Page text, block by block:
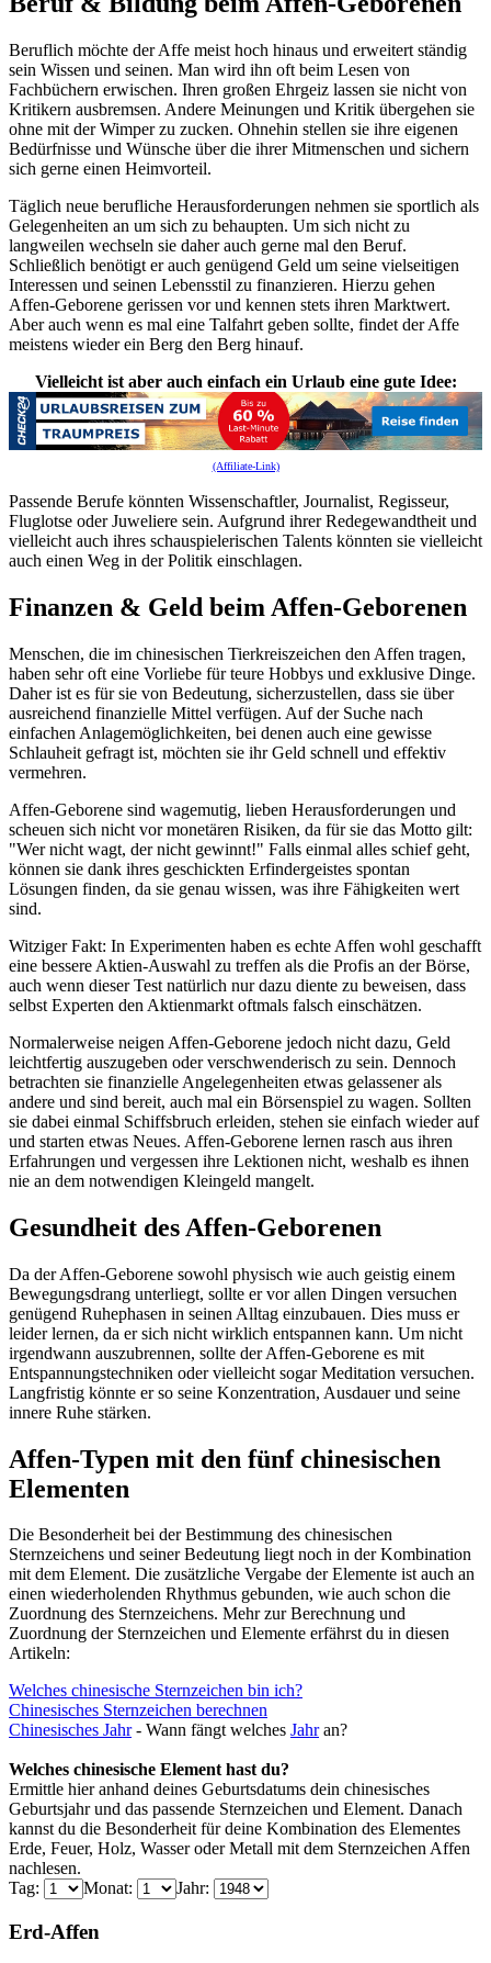
Beruflich möchte der Affe meist hoch hinaus und erweitert ständig
sein Wissen und seinen. Man wird ihn oft beim Lesen von
Fachbüchern erwischen. Ihren großen Ehrgeiz lassen sie nicht von
Kritikern ausbremsen. Andere Meinungen und Kritik übergehen sie
ohne mit der Wimper zu zucken. Ohnehin stellen sie ihre eigenen
Bedürfnisse und Wünsche über die ihrer Mitmenschen und sichern
sich gerne einen Heimvorteil.
Täglich neue berufliche Herausforderungen nehmen sie sportlich als
Gelegenheiten an um sich zu behaupten. Um sich nicht zu
langweilen wechseln sie daher auch gerne mal den Beruf.
Schließlich benötigt er auch genügend Geld um seine vielseitigen
Interessen und seinen Lebensstil zu finanzieren. Hierzu gehen
Affen-Geborene gerissen vor und kennen stets ihren Marktwert.
Aber auch wenn es mal eine Talfahrt geben sollte, findet der Affe
meistens wieder ein Berg den Berg hinauf.
Vielleicht ist aber auch einfach ein Urlaub eine gute Idee:
(Affiliate-Link)
Passende Berufe könnten Wissenschaftler, Journalist, Regisseur,
Fluglotse oder Juweliere sein. Aufgrund ihrer Redegewandtheit und
vielleicht auch ihres schauspielerischen Talents könnten sie vielleicht
auch einen Weg in der Politik einschlagen.
Finanzen & Geld beim Affen-Geborenen
Menschen, die im chinesischen Tierkreiszeichen den Affen tragen,
haben sehr oft eine Vorliebe für teure Hobbys und exklusive Dinge.
Daher ist es für sie von Bedeutung, sicherzustellen, dass sie über
ausreichend finanzielle Mittel verfügen. Auf der Suche nach
einfachen Anlagemöglichkeiten, bei denen auch eine gewisse
Schlauheit gefragt ist, möchten sie ihr Geld schnell und effektiv
vermehren.
Affen-Geborene sind wagemutig, lieben Herausforderungen und
scheuen sich nicht vor monetären Risiken, da für sie das Motto gilt:
"Wer nicht wagt, der nicht gewinnt!" Falls einmal alles schief geht,
können sie dank ihres geschickten Erfindergeistes spontan
Lösungen finden, da sie genau wissen, was ihre Fähigkeiten wert
sind.
Witziger Fakt: In Experimenten haben es echte Affen wohl geschafft
eine bessere Aktien-Auswahl zu treffen als die Profis an der Börse,
auch wenn dieser Test natürlich nur dazu diente zu beweisen, dass
selbst Experten den Aktienmarkt oftmals falsch einschätzen.
Normalerweise neigen Affen-Geborene jedoch nicht dazu, Geld
leichtfertig auszugeben oder verschwenderisch zu sein. Dennoch
betrachten sie finanzielle Angelegenheiten etwas gelassener als
andere und sind bereit, auch mal ein Börsenspiel zu wagen. Sollten
sie dabei einmal Schiffsbruch erleiden, stehen sie einfach wieder auf
und starten etwas Neues. Affen-Geborene lernen rasch aus ihren
Erfahrungen und vergessen ihre Lektionen nicht, weshalb es ihnen
nie an dem notwendigen Kleingeld mangelt.
Gesundheit des Affen-Geborenen
Da der Affen-Geborene sowohl physisch wie auch geistig einem
Bewegungsdrang unterliegt, sollte er vor allen Dingen versuchen
genügend Ruhephasen in seinen Alltag einzubauen. Dies muss er
leider lernen, da er sich nicht wirklich entspannen kann. Um nicht
irgendwann auszubrennen, sollte der Affen-Geborene es mit
Entspannungstechniken oder vielleicht sogar Meditation versuchen.
Langfristig könnte er so seine Konzentration, Ausdauer und seine
innere Ruhe stärken.
Affen-Typen mit den fünf chinesischen
Elementen
Die Besonderheit bei der Bestimmung des chinesischen
Sternzeichens und seiner Bedeutung liegt noch in der Kombination
mit dem Element. Die zusätzliche Vergabe der Elemente ist auch an
einen wiederholenden Rhythmus gebunden, wie auch schon die
Zuordnung des Sternzeichens. Mehr zur Berechnung und
Zuordnung der Sternzeichen und Elemente erfährst du in diesen
Artikeln:
Welches chinesische Sternzeichen bin ich?
Chinesisches Sternzeichen berechnen
Chinesisches Jahr- Wann fängt welches Jahran?
Welches chinesische Element hast du?
Ermittle hier anhand deines Geburtsdatums dein chinesisches
Geburtsjahr und das passende Sternzeichen und Element. Danach
kannst du die Besonderheit für deine Kombination des Elementes
Erde, Feuer, Holz, Wasser oder Metall mit dem Sternzeichen Affen
nachlesen.
Tag:
Monat: Jahr:
Erd-Affen